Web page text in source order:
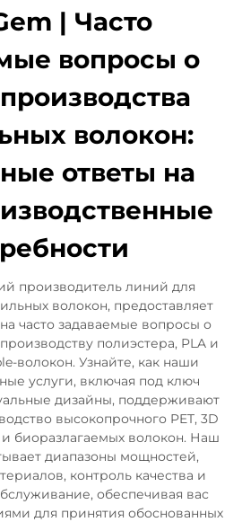
| Часто
вопросы о
волокон:
ответы на
производитель линий для
волокон, предоставляет
часто задаваемые вопросы о
полиэстера, PLA и
волокон. Узнайте, как наши
услуги, включая под ключ
дизайны, поддерживают
высокопрочного PET, 3D
биоразлагаемых волокон. Наш
диапазоны мощностей,
контроль качества и
обеспечивая вас
для принятия обоснованных